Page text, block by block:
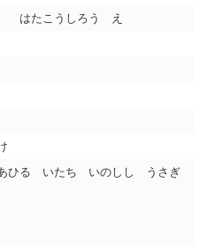
たこうしろう え
ひる いたち いのしし うさぎ